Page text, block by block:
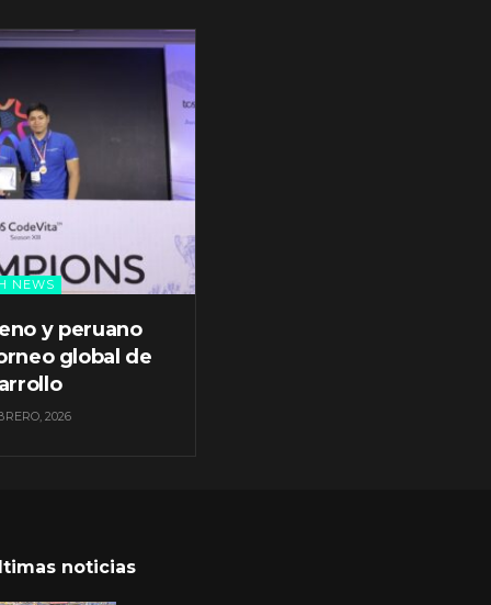
NEWS
y peruano
global de
2026
noticias